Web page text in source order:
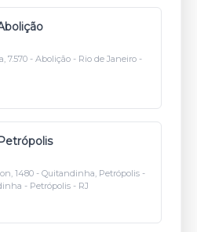
7.570 - Abolição - Rio de Janeiro -
1480 - Quitandinha, Petrópolis -
- Petrópolis - RJ